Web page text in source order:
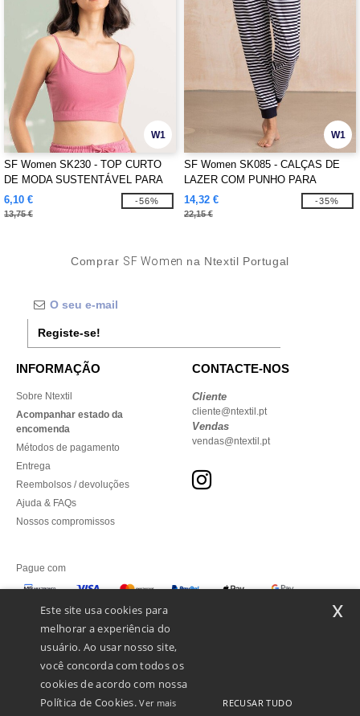
W1
SF Women SK230 - TOP CURTO
DE MODA SUSTENTÁVEL PARA
MULHERES
6,10 €
13,75 €
-56%
W1
SF Women SK085 - CALÇAS DE
LAZER COM PUNHO PARA
MULHERES
14,32 €
22,15 €
-35%
Comprar SF Women na Ntextil Portugal
Registe-se!
INFORMAÇÃO
Sobre Ntextil
Acompanhar estado da
encomenda
Métodos de pagamento
Entrega
Reembolsos / devoluções
Ajuda & FAQs
Nossos compromissos
CONTACTE-NOS
Cliente
cliente@ntextil.pt
Vendas
vendas@ntextil.pt
Pague com
Enviamos com
Este site usa cookies para
melhorar a experiência do
usuário. Ao usar nosso site,
você concorda com todos os
cookies de acordo com nossa
Política de Cookies.Ver mais RECUSAR TUDO
x